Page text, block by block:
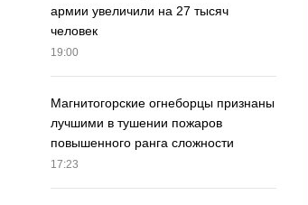
армии увеличили на 27 тысяч
человек
19:00
Магнитогорские огнеборцы признаны
лучшими в тушении пожаров
повышенного ранга сложности
17:23